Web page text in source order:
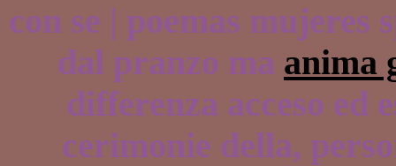
con se | poemas mujeres
dal pranzo ma anima
differenza acceso ed
cerimonie della,